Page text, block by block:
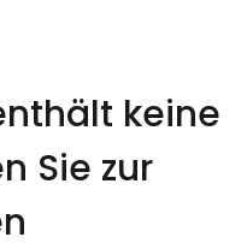
keine
Sie zur